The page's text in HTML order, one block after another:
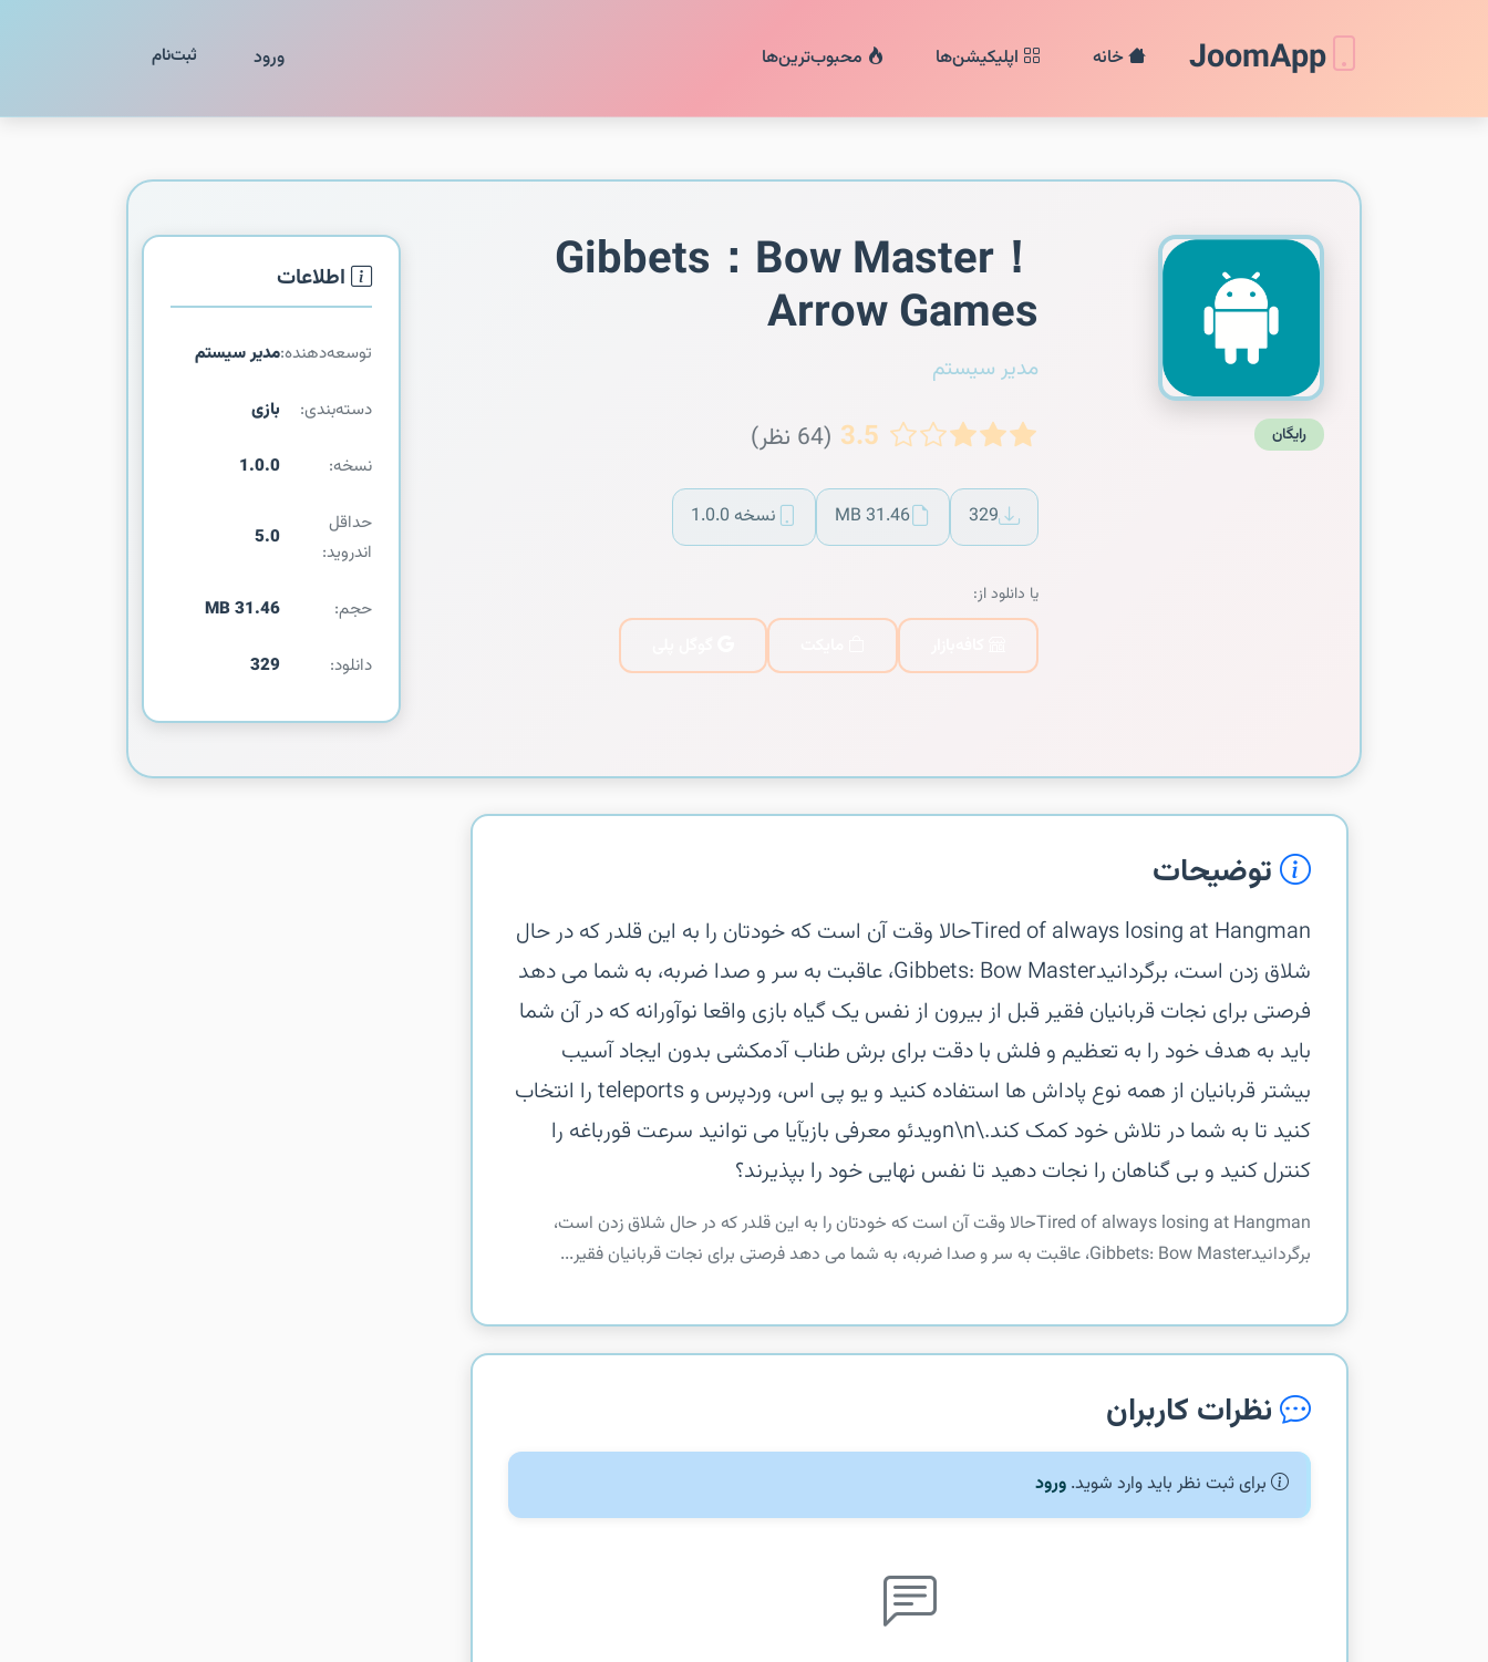
JoomApp خانه اپلیکیشن‌ها محبوب‌ترین‌ها ورود ثبت‌نام
رایگان
Gibbets：Bow Master！
Arrow Games
مدیر سیستم
3.5 (64 نظر)
329
31.46 MB نسخه 1.0.0
یا دانلود از:
اطلاعات
توسعه‌دهنده:مدیر سیستم
دسته‌بندی: بازی
نسخه: 1.0.0
حداقل
اندروید:
5.0
حجم: 31.46 MB
دانلود: 329
توضیحات
‏‏Tired of always losing at Hangman‏حالا وقت آن است که خودتان را به این قلدر که در حال
شلاق زدن است، برگردانید‏Gibbets: Bow Master، عاقبت به سر و صدا ضربه، به شما می دهد
فرصتی برای نجات قربانیان فقیر قبل از بیرون از نفس یک گیاه بازی واقعا نوآورانه که در آن شما
باید به هدف خود را به تعظیم و فلش با دقت برای برش طناب آدمکشی بدون ایجاد آسیب
بیشتر قربانیان از همه نوع پاداش ها استفاده کنید و یو پی اس، وردپرس و teleports را انتخاب
کنید تا به شما در تلاش خود کمک کند.\n\nویدئو معرفی بازی‏آیا می توانید سرعت قورباغه را
کنترل کنید و بی گناهان را نجات دهید تا نفس نهایی خود را بپذیرند؟
‏‏Tired of always losing at Hangman‏حالا وقت آن است که خودتان را به این قلدر که در حال شلاق زدن است،
برگردانید‏Gibbets: Bow Master، عاقبت به سر و صدا ضربه، به شما می دهد فرصتی برای نجات قربانیان فقیر...
نظرات کاربران
برای ثبت نظر باید وارد شوید. ورود